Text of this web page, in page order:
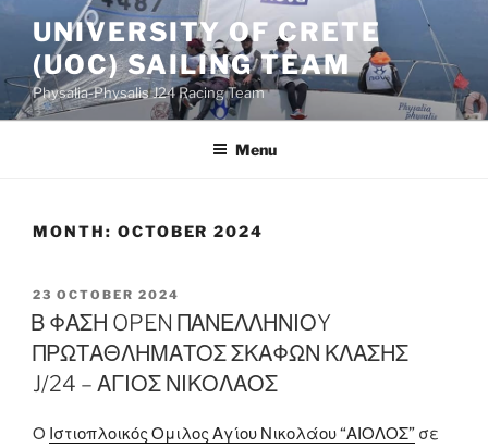
Skip
content
UNIVERSITY OF CRETE
(UOC) SAILING TEAM
Physalia-Physalis J24 Racing Team
Menu
MONTH: OCTOBER 2024
POSTED
ON
23 OCTOBER 2024
Β ΦΑΣΗ OPEN ΠΑΝΕΛΛΗΝΙΟY
ΠΡΩΤΑΘΛΗΜΑΤΟΣ ΣΚΑΦΩΝ ΚΛΑΣΗΣ
J/24 – ΑΓΙΟΣ ΝΙΚΟΛΑΟΣ
Ο Ιστιοπλοικός Ομιλος Αγίου Νικολάου “ΑΙΟΛΟΣ” σε